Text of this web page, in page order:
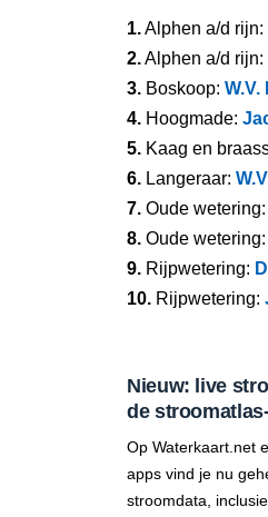
1.Alphen a/d rijn:
2.Alphen a/d rijn:
3. Boskoop: W.V.
4. Hoogmade:
5. Kaag en
6. Langeraar:
7. Oude wetering:
8. Oude wetering:
9. Rijpwetering:
10. Rijpwetering:
Nieuw: live
de
Op Waterkaart.net
apps vind je nu
stroomdata,